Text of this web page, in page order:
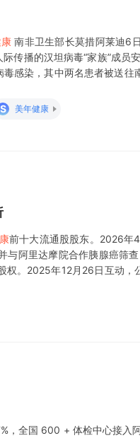
南非卫生部长莫措阿莱迪6
际传播的汉坦病毒“家族”
毒感染，其中两名患者被
重症监
S 美年健康
前十大流通股股东。2026年
与阿里达摩院合作胰腺癌筛
权。2025年12月26日互动，
，全国 600 + 体检中心接入